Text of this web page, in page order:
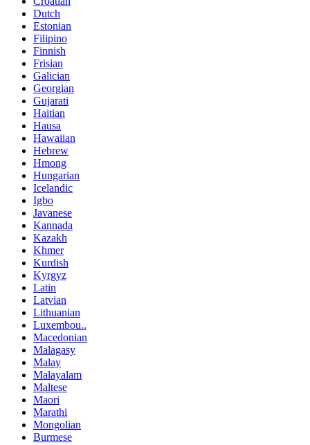
Dutch
Estonian
Filipino
Finnish
Frisian
Galician
Georgian
Gujarati
Haitian
Hausa
Hawaiian
Hebrew
Hmong
Hungarian
Icelandic
Igbo
Javanese
Kannada
Kazakh
Khmer
Kurdish
Kyrgyz
Latin
Latvian
Lithuanian
Luxembou..
Macedonian
Malagasy
Malay
Malayalam
Maltese
Maori
Marathi
Mongolian
Burmese